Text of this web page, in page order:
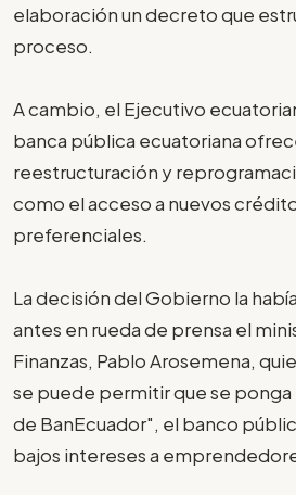
elaboración un decreto que
proceso.
A cambio, el Ejecutivo
banca pública ecuatoriana
reestructuración y
como el acceso a nuevos
preferenciales.
La decisión del Gobierno la
antes en rueda de prensa el
Finanzas, Pablo Arosemena,
se puede permitir que se ponga
de BanEcuador", el banco
bajos intereses a